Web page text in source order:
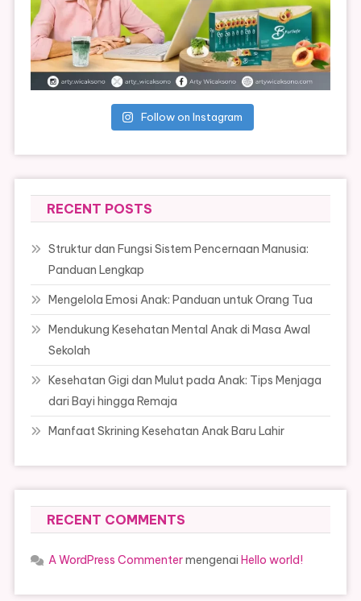
Follow on Instagram
RECENT POSTS
Struktur dan Fungsi Sistem Pencernaan Manusia:
Panduan Lengkap
Mengelola Emosi Anak: Panduan untuk Orang Tua
Mendukung Kesehatan Mental Anak di Masa Awal
Sekolah
Kesehatan Gigi dan Mulut pada Anak: Tips Menjaga
dari Bayi hingga Remaja
Manfaat Skrining Kesehatan Anak Baru Lahir
RECENT COMMENTS
A WordPress Commentermengenai Hello world!